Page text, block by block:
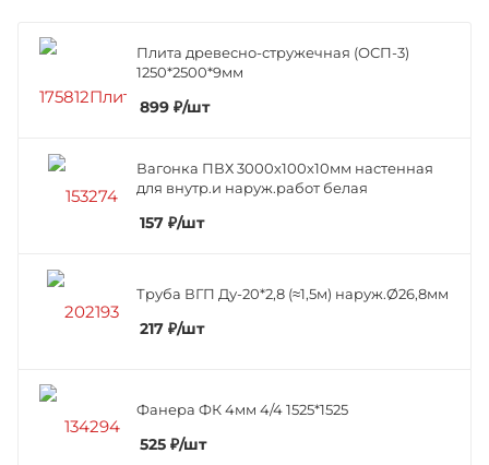
Плита древесно-стружечная (ОСП-3)
1250*2500*9мм
899 ₽/шт
Вагонка ПВХ 3000х100х10мм настенная
для внутр.и наруж.работ белая
157 ₽/шт
Труба ВГП Ду-20*2,8 (≈1,5м) наруж.Ø26,8мм
217 ₽/шт
Фанера ФК 4мм 4/4 1525*1525
525 ₽/шт